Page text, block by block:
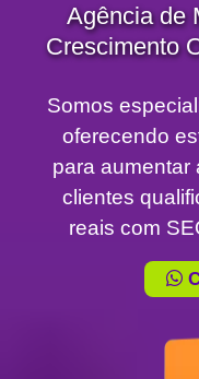
Agência de
Crescimento
Somos
oferecendo
para aumentar
clientes
reais com